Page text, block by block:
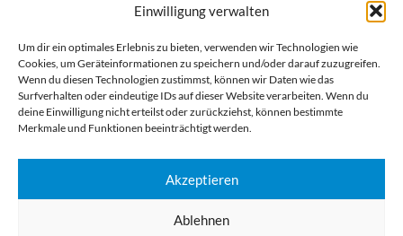
Einwilligung verwalten
Um dir ein optimales Erlebnis zu bieten, verwenden wir Technologien wie
Cookies, um Geräteinformationen zu speichern und/oder darauf zuzugreifen.
Wenn du diesen Technologien zustimmst, können wir Daten wie das
Surfverhalten oder eindeutige IDs auf dieser Website verarbeiten. Wenn du
deine Einwilligung nicht erteilst oder zurückziehst, können bestimmte
Merkmale und Funktionen beeinträchtigt werden.
Akzeptieren
Ablehnen
Digital Großformatdruck